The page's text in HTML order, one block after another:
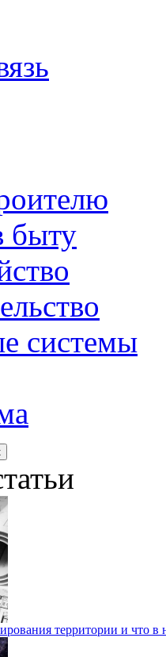
быту
системы
территории и что в